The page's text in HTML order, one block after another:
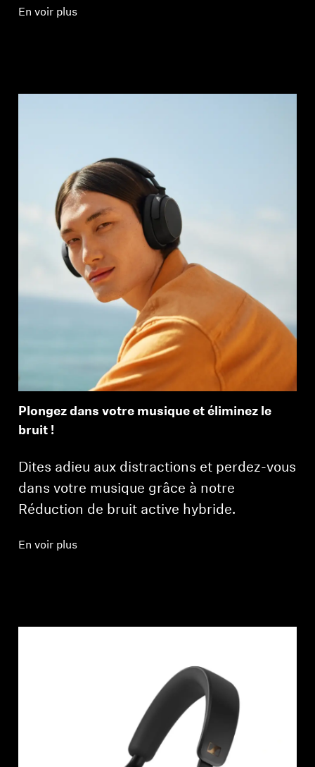
En voir plus
Plongez dans votre musique et éliminez le
bruit !
Dites adieu aux distractions et perdez-vous
dans votre musique grâce à notre
Réduction de bruit active hybride.
En voir plus
Connexion requise
Connectez-vous à votre compte pour ajouter
des produits à votre liste de souhaits et afficher
vos articles précédemment enregistrés.
Se connecter